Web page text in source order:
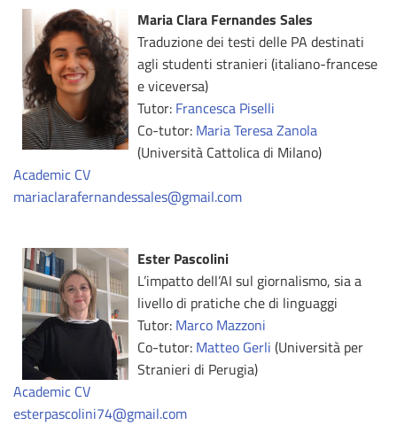
Maria Clara Fernandes Sales
Traduzione dei testi delle PA destinati
agli studenti stranieri (italiano-francese
e viceversa)
Tutor: Francesca Piselli
Co-tutor: Maria Teresa Zanola
(Università Cattolica di Milano)
Academic CV
mariaclarafernandessales@gmail.com
Ester Pascolini
L’impatto dell’AI sul giornalismo, sia a
livello di pratiche che di linguaggi
Tutor: Marco Mazzoni
Co-tutor: Matteo Gerli (Università per
Stranieri di Perugia)
Academic CV
esterpascolini74@gmail.com